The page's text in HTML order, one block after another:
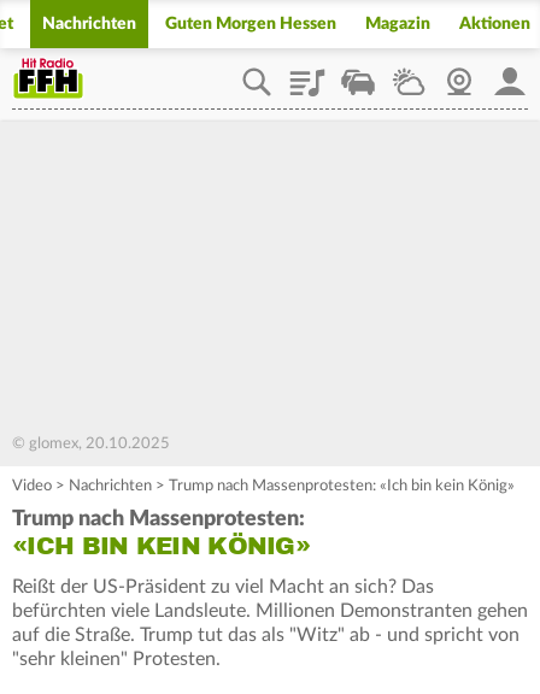
Nachrichten Guten Morgen Hessen Magazin Aktionen
PlaylistStaupilotWetterWebcam
© glomex, 20.10.2025
Video > Nachrichten > Trump nach Massenprotesten: «Ich bin kein König»
Trump nach Massenprotesten:
«ICH BIN KEIN KÖNIG»
Reißt der US-Präsident zu viel Macht an sich? Das
befürchten viele Landsleute. Millionen Demonstranten gehen
auf die Straße. Trump tut das als "Witz" ab - und spricht von
"sehr kleinen" Protesten.